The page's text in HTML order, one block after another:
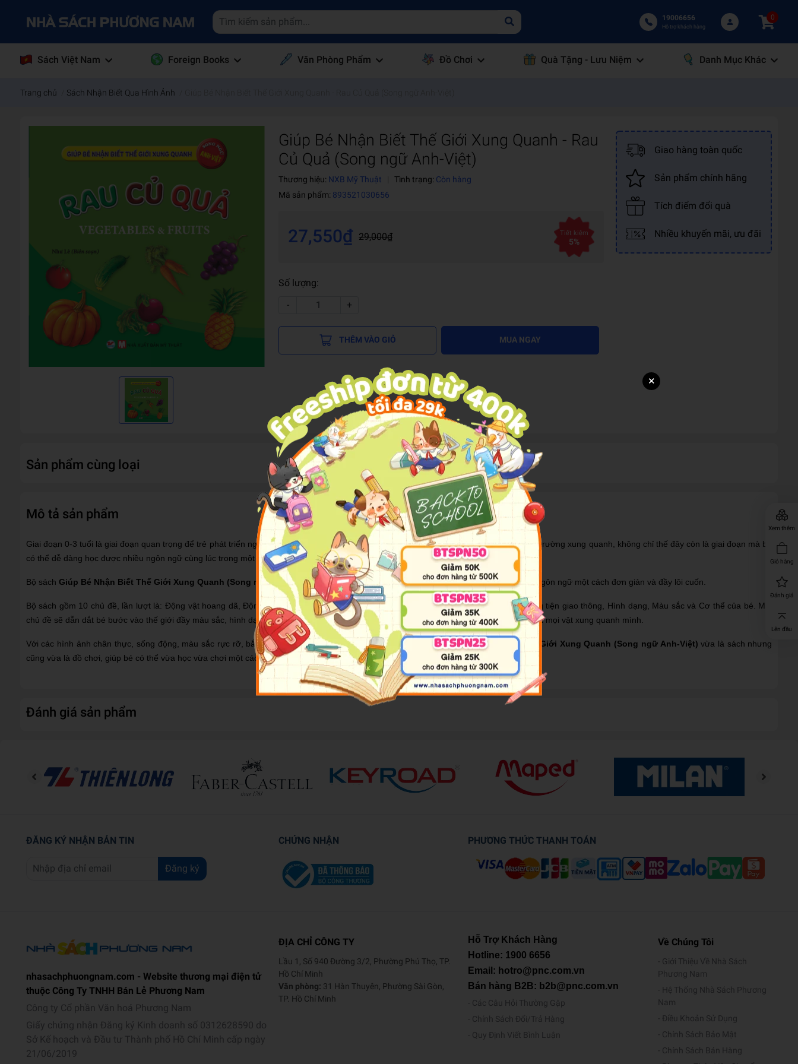
19006656
Hỗ trợ khách hàng
0
Sách Việt Nam Foreign Books Văn Phòng Phẩm Đồ Chơi Quà Tặng - Lưu Niệm Danh Mục Khác
Xem thêm
Giỏ hàng
Đánh giá
Lên đầu
Trang chủ Sách Nhận Biết Qua Hình Ảnh
Giúp Bé Nhận Biết Thế Giới Xung Quanh - Rau
Củ Quả (Song ngữ Anh-Việt)
Thương hiệu: NXB Mỹ Thuật Tình trạng: Còn hàng
Mã sản phẩm: 893521030656
27,550₫ 29,000₫ Tiết kiệm
5%
Số lượng:
-
+
THÊM VÀO GIỎ MUA NGAY
Giao hàng toàn quốc
Sản phẩm chính hãng
Tích điểm đổi quà
Nhiều khuyến mãi, ưu đãi
Sản phẩm cùng loại
Mô tả sản phẩm
Giai đoạn 0-3 tuổi là giai đoạn quan trọng để trẻ phát triển ngôn ngữ. Bởi khi đó, bé đã sẵn sàng để tiếp thu và học hỏi ngôn ngữ từ môi trường xung quanh, không chỉ thế đây còn là giai đoạn mà bé
có thể dễ dàng học được nhiều ngôn ngữ cùng lúc trong một thời gian ngắn.
Bộ sách Giúp Bé Nhận Biết Thế Giới Xung Quanh (Song ngữ Anh-Việt)là cuốn từ điển bằng hình ảnh đầu tiên giúp bé tiếp cận với ngôn ngữ một cách đơn giản và đầy lôi cuốn.
Bộ sách gồm 10 chủ đề, lần lượt là: Động vật hoang dã, Động vật nuôi, Rau củ quả, Đồ dùng hàng ngày, Đồ chơi, Trang phục, Phương tiện giao thông, Hình dạng, Màu sắc và Cơ thể của bé. Mỗi
chủ đề sẽ dẫn dắt bé bước vào thế giới đầy màu sắc, hình dạng và sự vật phong phú, từ đó giúp bé bước đầu xây dựng vốn từ, nhận biết mọi vật xung quanh mình.
Với các hình ảnh chân thực, sống động, màu sắc rực rỡ, bắt mắt, thiết kế thân thiện bằng giấy bìa cứng, bộGiúp Bé Nhận Biết Thế Giới Xung Quanh (Song ngữ Anh-Việt) vừa là sách nhưng
cũng vừa là đồ chơi, giúp bé có thể vừa học vừa chơi một cách thú vị.
Đánh giá sản phẩm
ĐĂNG KÝ NHẬN BẢN TIN
Đăng ký
CHỨNG NHẬN PHƯƠNG THỨC THANH TOÁN
nhasachphuongnam.com - Website thương mại điện tử
thuộc Công Ty TNHH Bán Lẻ Phương Nam
Công ty Cổ phần Văn hoá Phương Nam
Giấy chứng nhận Đăng ký Kinh doanh số 0312628590 do
Sở Kế hoạch và Đầu tư Thành phố Hồ Chí Minh cấp ngày
21/06/2019
ĐỊA CHỈ CÔNG TY
Lầu 1, Số 940 Đường 3/2, Phường Phú Thọ, TP.
Hồ Chí Minh
Văn phòng: 31 Hàn Thuyên, Phường Sài Gòn,
TP. Hồ Chí Minh
Hỗ Trợ Khách Hàng
Hotline: 1900 6656
Email: hotro@pnc.com.vn
Bán hàng B2B: b2b@pnc.com.vn
Các Câu Hỏi Thường Gặp
Chính Sách Đổi/Trả Hàng
Quy Định Viết Bình Luận
Về Chúng Tôi
Giới Thiệu Về Nhà Sách
Phương Nam
Hệ Thống Nhà Sách Phương
Nam
Điều Khoản Sử Dụng
Chính Sách Bảo Mật
Chính Sách Bán Hàng
×